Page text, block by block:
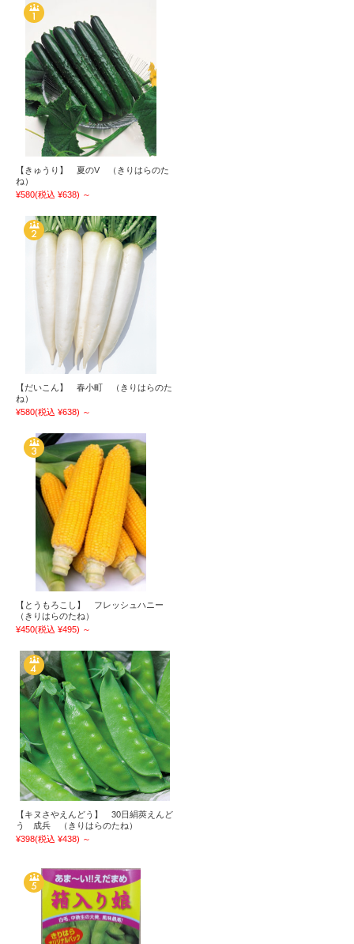
【きゅうり】 夏のV （きりはらのた
ね）
¥580(税込 ¥638) ～
【だいこん】 春小町 （きりはらのた
ね）
¥580(税込 ¥638) ～
【とうもろこし】 フレッシュハニー
（きりはらのたね）
¥450(税込 ¥495) ～
【キヌさやえんどう】 30日絹莢えんど
う 成兵 （きりはらのたね）
¥398(税込 ¥438) ～